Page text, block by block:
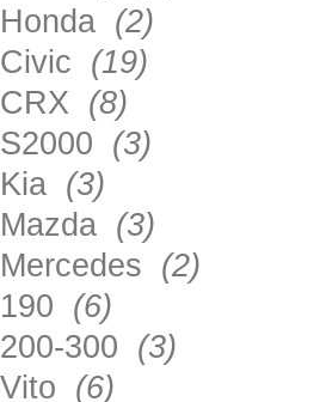
Honda (2)
Civic (19)
CRX (8)
S2000 (3)
Kia (3)
Mazda (3)
Mercedes (2)
190 (6)
200-300 (3)
Vito (6)